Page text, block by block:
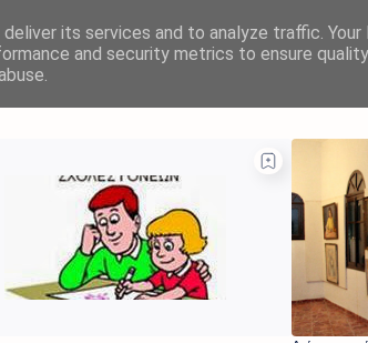
its services and to analyze traffic. Your
and security metrics to ensure